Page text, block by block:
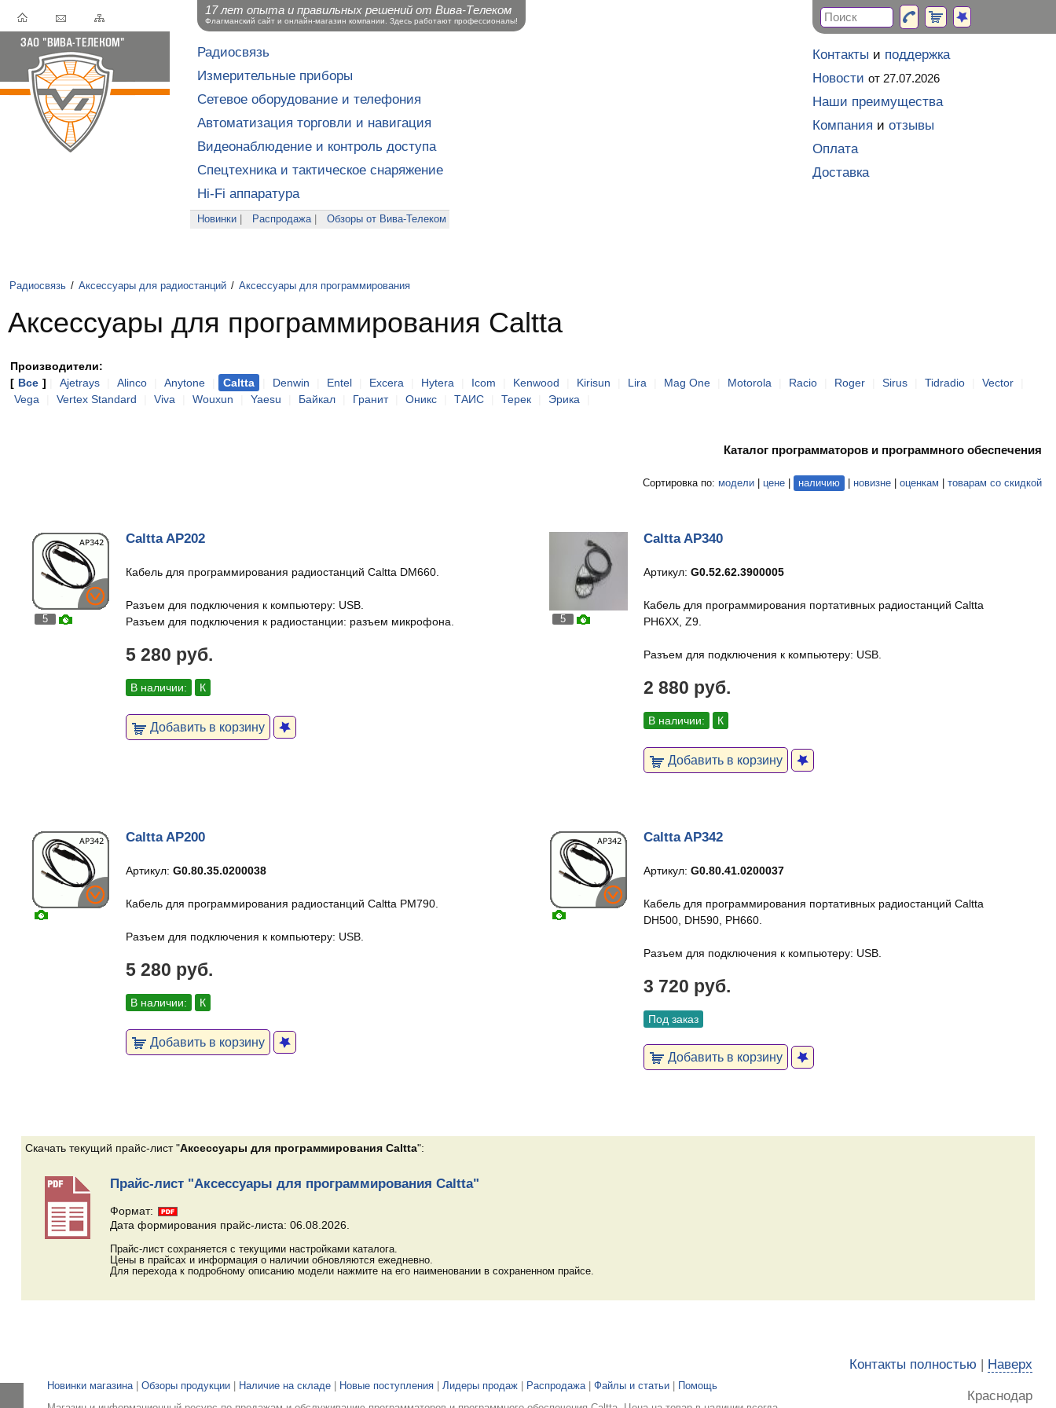
Радиосвязь
Измерительные приборы
Сетевое оборудование и телефония
Автоматизация торговли и навигация
Видеонаблюдение и контроль доступа
Спецтехника и тактическое снаряжение
Hi-Fi аппаратура
Новинки Распродажа| Обзоры от Вива-Телеком
Радиосвязь / Аксессуары для радиостанций / Аксессуары для программирования
Аксессуары для программирования Caltta
Производители:
[ Все ] Ajetrays Alinco Anytone Caltta Denwin Entel Excera Hytera Icom Kenwood Kirisun Lira Mag One Motorola Racio Roger Sirus Tidradio Vector
Vega
Vertex Standard Viva Wouxun Yaesu Байкал Гранит Оникс ТАИС Терек Эрика
Каталог программаторов и программного обеспечения
Сортировка по: модели цене наличию новизне оценкам товарам со скидкой
5
Caltta AP202
Кабель для программирования радиостанций Caltta DM660.
Разъем для подключения к компьютеру: USB.
Разъем для подключения к радиостанции: разъем микрофона.
5 280 руб.
В наличии: К
Добавить в корзину
5
Caltta AP340
Артикул: G0.52.62.3900005
Кабель для программирования портативных радиостанций Caltta
PH6XX, Z9.
Разъем для подключения к компьютеру: USB.
2 880 руб.
В наличии: К
Добавить в корзину
Caltta AP200
Артикул:G0.80.35.0200038
Кабель для программирования радиостанций Caltta PM790.
Разъем для подключения к компьютеру: USB.
5 280 руб.
В наличии: К
Добавить в корзину
Caltta AP342
Артикул: G0.80.41.0200037
Кабель для программирования портативных радиостанций Caltta
DH500, DH590, PH660.
Разъем для подключения к компьютеру: USB.
3 720 руб.
Под заказ
Добавить в корзину
Скачать текущий прайс-лист "Аксессуары для программирования Caltta":
Прайс-лист "Аксессуары для программирования Caltta"
Формат:
Дата формирования прайс-листа: 06.08.2026.
Прайс-лист сохраняется с текущими настройками каталога.
Цены в прайсах и информация о наличии обновляются ежедневно.
Для перехода к подробному описанию модели нажмите на его наименовании в сохраненном прайсе.
Новинки магазина Обзоры продукции Наличие на складе Новые поступления Лидеры продаж Распродажа Файлы и статьи
Помощь
Контакты полностью | Наверх
Краснодар
Контакты и поддержка
Новости от 27.07.2026
Наши преимущества
Компания и отзывы
Оплата
Доставка
17 лет опыта и правильных решений от Вива-Телеком
Флагманский сайт и онлайн-магазин компании. Здесь работают профессионалы!